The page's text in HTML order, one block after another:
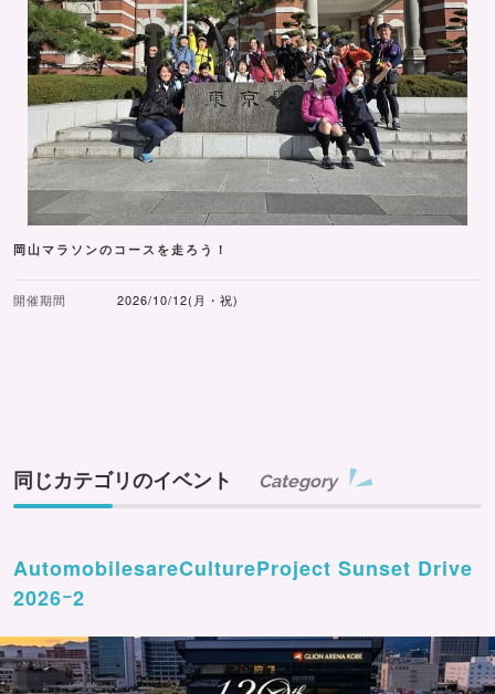
岡山マラソンのコースを走ろう！
開催期間 2026/10/12(月・祝)
同じカテゴリのイベント Category
AutomobilesareCultureProject Sunset Drive
2026ｰ2